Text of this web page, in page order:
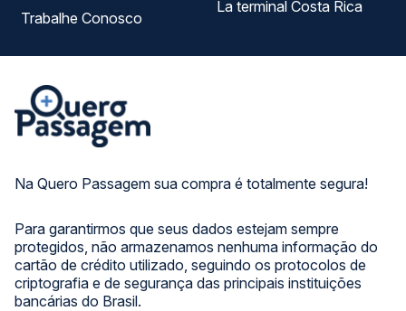
Na Quero Passagem sua compra é totalmente segura!
Para garantirmos que seus dados estejam sempre
protegidos, não armazenamos nenhuma informação do
cartão de crédito utilizado, seguindo os protocolos de
criptografia e de segurança das principais instituições
bancárias do Brasil.
Trabalhe Conosco
La terminal Costa Rica